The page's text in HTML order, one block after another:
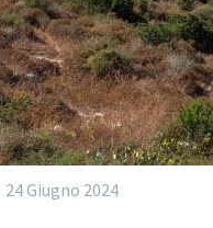
24 Giugno 2024